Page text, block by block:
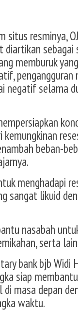
situs resminya,
diartikan
memburuk
pengangguran
negatif selama
beban-
menghadapi
sangat likuid
nasabah
serta
bank bjb
siap
masa depan
waktu.